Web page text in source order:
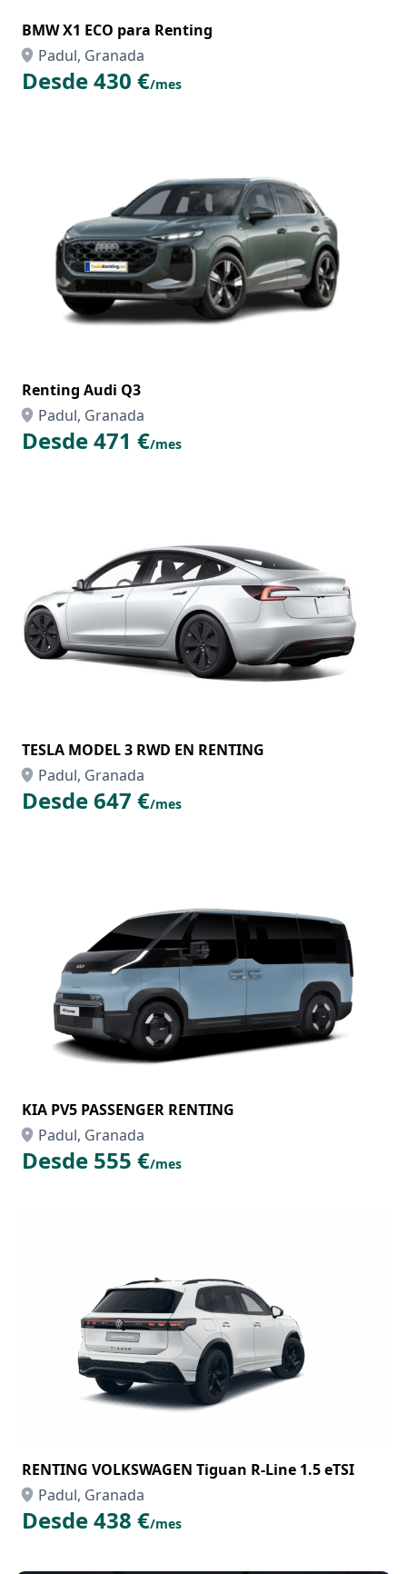
BMW X1 ECO para Renting
Padul, Granada
Desde 430 €/mes
Renting Audi Q3
Padul, Granada
Desde 471 €/mes
TESLA MODEL 3 RWD EN RENTING
Padul, Granada
Desde 647 €/mes
KIA PV5 PASSENGER RENTING
Padul, Granada
Desde 555 €/mes
RENTING VOLKSWAGEN Tiguan R-Line 1.5 eTSI
Padul, Granada
Desde 438 €/mes